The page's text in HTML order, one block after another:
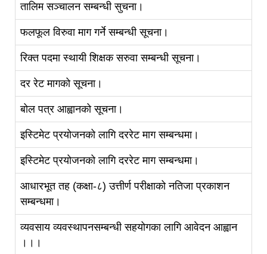
तालिम सञ्चालन सम्बन्धी सुचना।
फलफूल विरुवा माग गर्ने सम्बन्धी सूचना।
रिक्त पदमा स्थायी शिक्षक सरुवा सम्बन्धी सूचना।
दर रेट मागको सूचना।
बोल पत्र आह्वानको सूचना।
इस्टिमेट प्रयोजनको लागि दररेट माग सम्बन्धमा।
इस्टिमेट प्रयोजनको लागि दररेट माग सम्बन्धमा।
आधारभूत तह (कक्षा-८) उत्तीर्ण परीक्षाको नतिजा प्रकाशन
सम्बन्धमा।
व्यवसाय व्यवस्थापनसम्बन्धी सहयोगका लागि आवेदन आह्वान
।।।